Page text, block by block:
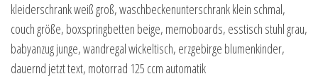
kleiderschrank weiß groß, waschbeckenunterschrank klein schmal,
couch größe, boxspringbetten beige, memoboards, esstisch stuhl grau,
babyanzug junge, wandregal wickeltisch, erzgebirge blumenkinder,
dauernd jetzt text, motorrad 125 ccm automatik